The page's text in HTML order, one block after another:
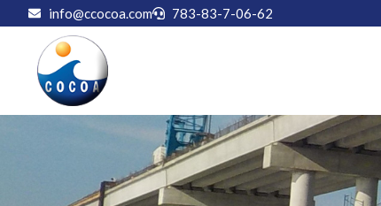
info@ccocoa.com 783-83-7-06-62